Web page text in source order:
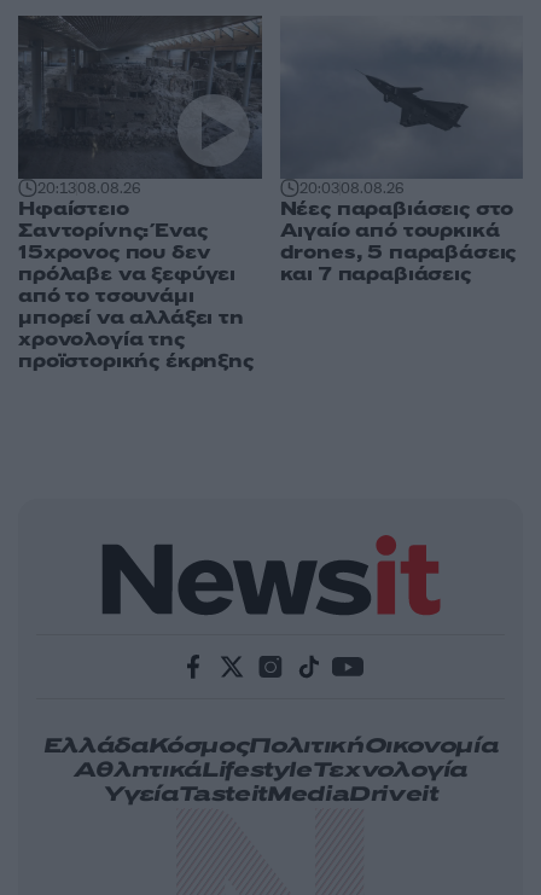
20:1308.08.26
Ηφαίστειο
Σαντορίνης: Ένας
15χρονος που δεν
πρόλαβε να ξεφύγει
από το τσουνάμι
μπορεί να αλλάξει τη
χρονολογία της
προϊστορικής έκρηξης
20:0308.08.26
Νέες παραβιάσεις στο
Αιγαίο από τουρκικά
drones, 5 παραβάσεις
και 7 παραβιάσεις
ΕλλάδαΚόσμοςΠολιτικήΟικονομία
ΑθλητικάLifestyleΤεχνολογία
ΥγείαTasteitMediaDriveit